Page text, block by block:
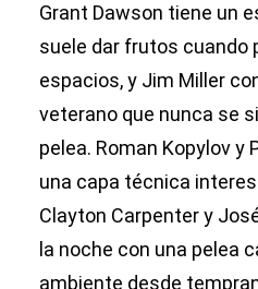
Grant Dawson tiene un
suele dar frutos cuando
espacios, y Jim Miller
veterano que nunca se
pelea. Roman Kopylov y
una capa técnica
Clayton Carpenter y
la noche con una pelea
ambiente desde